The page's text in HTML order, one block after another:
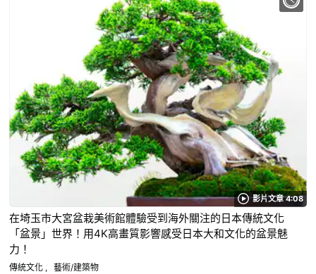
影片文章 4:08
在埼玉市大宮盆栽美術館體驗受到海外關注的日本傳統文化
「盆景」世界！用4K高畫質影響感受日本大和文化的盆景魅
力！
傳統文化
藝術/建築物